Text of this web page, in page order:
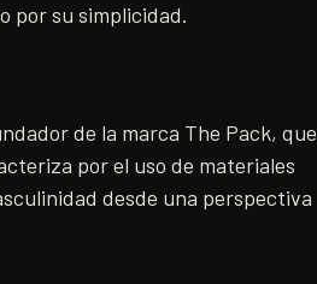
por su simplicidad.
de la marca The Pack, que
por el uso de materiales
desde una perspectiva